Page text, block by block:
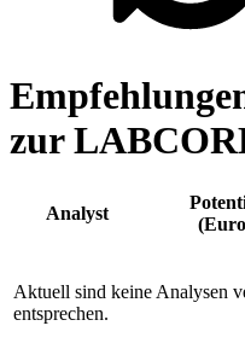
zur
Analyst
Aktuell sind keine Analysen
entsprechen.